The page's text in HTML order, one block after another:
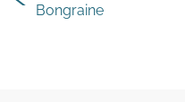
Bongraine